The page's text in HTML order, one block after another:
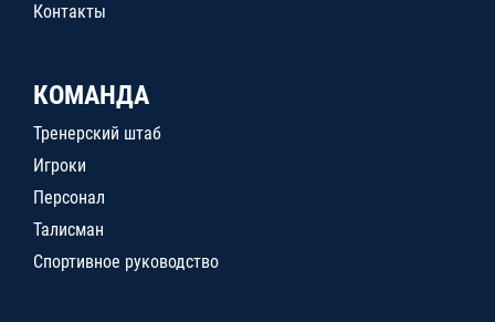
Контакты
КОМАНДА
Тренерский штаб
Игроки
Персонал
Талисман
Спортивное руководство